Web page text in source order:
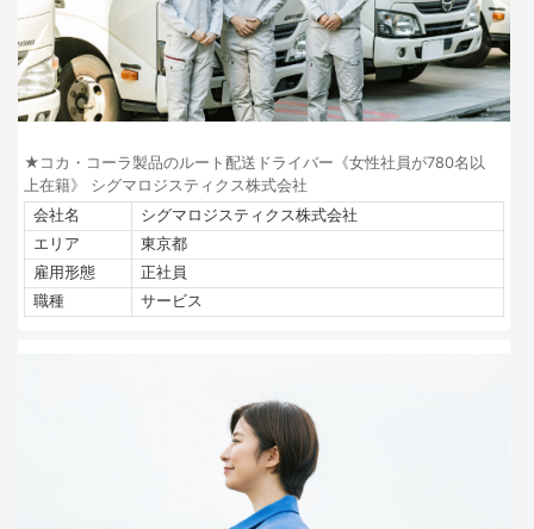
★コカ・コーラ製品のルート配送ドライバー《女性社員が780名以
上在籍》 シグマロジスティクス株式会社
会社名
シグマロジスティクス株式会社
エリア
東京都
雇用形態
正社員
職種
サービス